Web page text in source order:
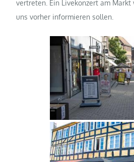
vertreten. Ein Livekonzert am
uns vorher informieren sollen.